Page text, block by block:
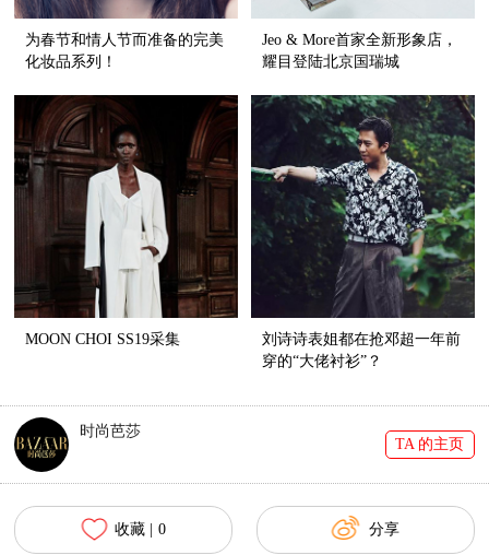
为春节和情人节而准备的完美
化妆品系列！
Jeo & More首家全新形象店，
耀目登陆北京国瑞城
MOON CHOI SS19采集
刘诗诗表姐都在抢邓超一年前
穿的“大佬衬衫”？
时尚芭莎
TA 的主页
收藏 | 0 分享